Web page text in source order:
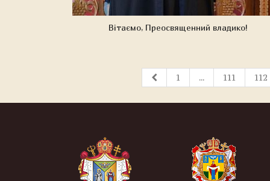
Вітаємо, Преосвященний владико!
1 ... 111 112